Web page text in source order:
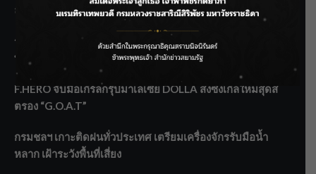
ลาโลกนี้ ให้ใส่บาตรสิ่งนั้นไว้ตอนยังมีชีวิต”
ราชเลขานุการในพระองค์ฯ ติดตามโครงการหุบกะพง–ห้วย
ทรายใต้ เสริมความมั่นคงน้ำเพชรบุรี
F.HERO จับมือเกิร์ลกรุ๊ปมาเลเซีย DOLLA ส่งซิงเกิลใหม่สุดส
ตรอง “G.O.A.T”
กรมชลฯ เกาะติดฝนทั่วประเทศ เตรียมเครื่องจักรรับมือน้ำ
หลาก เฝ้าระวังพื้นที่เสี่ยง